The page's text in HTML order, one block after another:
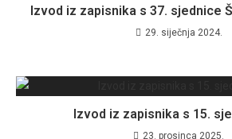
Izvod iz zapisnika s 37. sjednice
29. siječnja 2024.
Izvod iz zapisnika s 15.
23. prosinca 2025.